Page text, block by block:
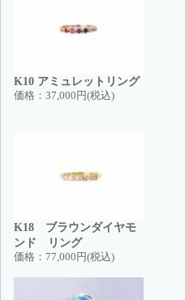
K10 アミュレットリング
価格： 37,000円(税込)
K18 ブラウンダイヤモ
ンド リング
価格： 77,000円(税込)